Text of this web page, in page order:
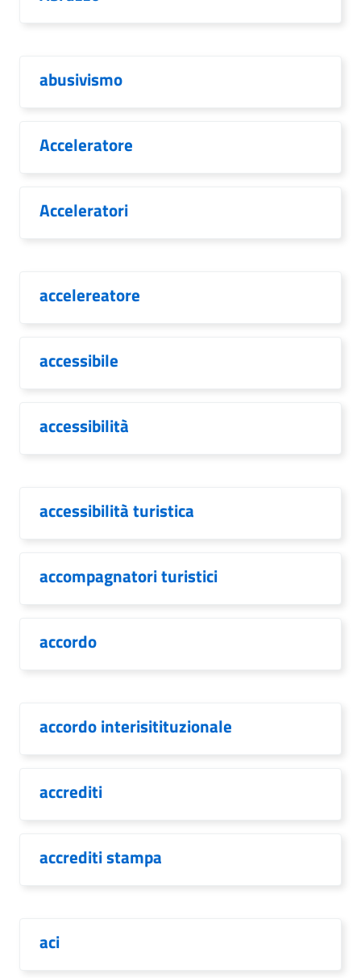
abusivismo
Acceleratore
Acceleratori
accelereatore
accessibile
accessibilità
accessibilità turistica
accompagnatori turistici
accordo
accordo interisitituzionale
accrediti
accrediti stampa
aci